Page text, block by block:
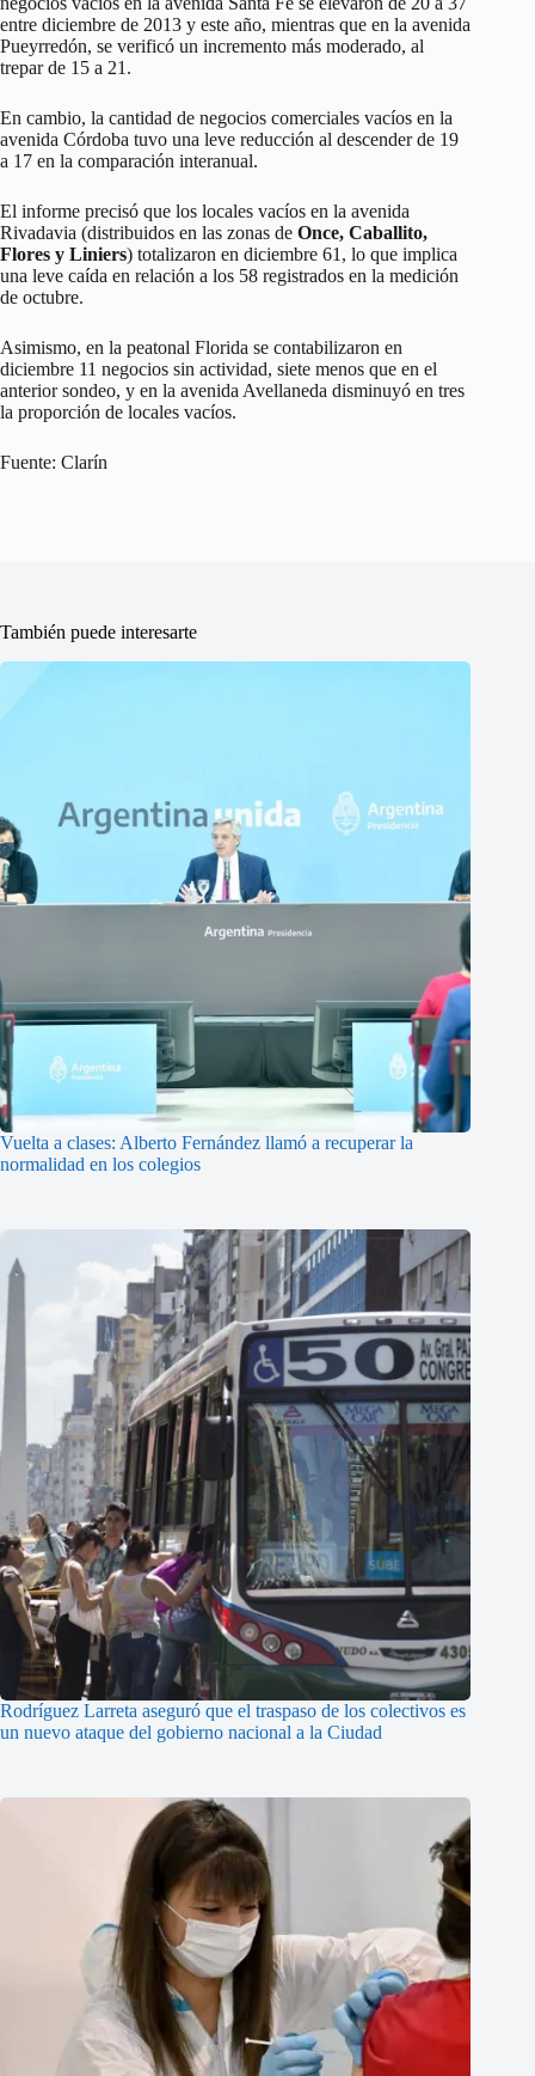
entre diciembre de 2013 y este año, mientras que en la avenida
Pueyrredón, se verificó un incremento más moderado, al
trepar de 15 a 21.
En cambio, la cantidad de negocios comerciales vacíos en la
avenida Córdoba tuvo una leve reducción al descender de 19
a 17 en la comparación interanual.
El informe precisó que los locales vacíos en la avenida
Rivadavia (distribuidos en las zonas de Once, Caballito,
Flores y Liniers) totalizaron en diciembre 61, lo que implica
una leve caída en relación a los 58 registrados en la medición
de octubre.
Asimismo, en la peatonal Florida se contabilizaron en
diciembre 11 negocios sin actividad, siete menos que en el
anterior sondeo, y en la avenida Avellaneda disminuyó en tres
la proporción de locales vacíos.
Fuente: Clarín
También puede interesarte
Vuelta a clases: Alberto Fernández llamó a recuperar la
normalidad en los colegios
Rodríguez Larreta aseguró que el traspaso de los colectivos es
un nuevo ataque del gobierno nacional a la Ciudad